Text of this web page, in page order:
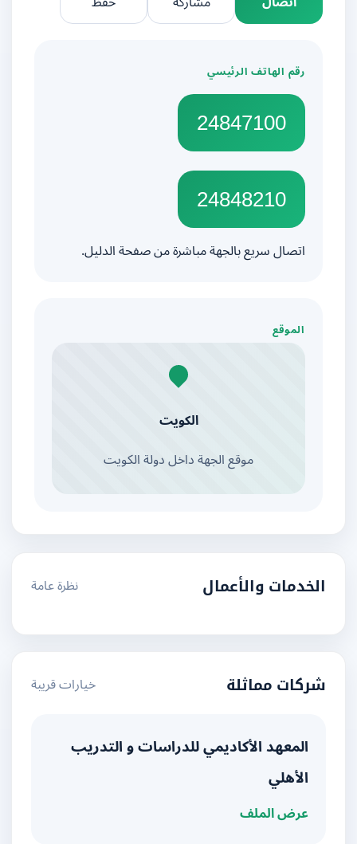
رقم الهاتف الرئيسي
24847100
24848210
اتصال سريع بالجهة مباشرة من صفحة الدليل.
الموقع
الكويت
موقع الجهة داخل دولة الكويت
الخدمات والأعمال نظرة عامة
شركات مماثلة خيارات قريبة
المعهد الأكاديمي للدراسات و التدريب
الأهلي
عرض الملف